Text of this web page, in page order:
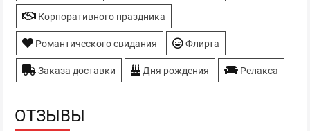
Корпоративного праздника
Романтического свидания Флирта
Заказа доставки Дня рождения Релакса
ОТЗЫВЫ